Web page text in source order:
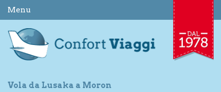
Menu
Vola da Lusaka a Moron